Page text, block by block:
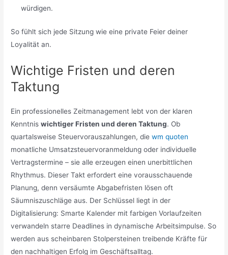
würdigen.
So fühlt sich jede Sitzung wie eine private Feier deiner
Loyalität an.
Wichtige Fristen und deren
Taktung
Ein professionelles Zeitmanagement lebt von der klaren
Kenntniswichtiger Fristen und deren Taktung. Ob
quartalsweise Steuervorauszahlungen, diewm quoten
monatliche Umsatzsteuervoranmeldung oder individuelle
Vertragstermine – sie alle erzeugen einen unerbittlichen
Rhythmus. Dieser Takt erfordert eine vorausschauende
Planung, denn versäumte Abgabefristen lösen oft
Säumniszuschläge aus. Der Schlüssel liegt in der
Digitalisierung: Smarte Kalender mit farbigen Vorlaufzeiten
verwandeln starre Deadlines in dynamische Arbeitsimpulse. So
werden aus scheinbaren Stolpersteinen treibende Kräfte für
den nachhaltigen Erfolg im Geschäftsalltag.